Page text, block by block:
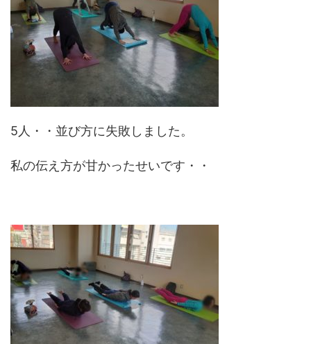
5人・・並び方に失敗しました。
私の伝え方が甘かったせいです・・